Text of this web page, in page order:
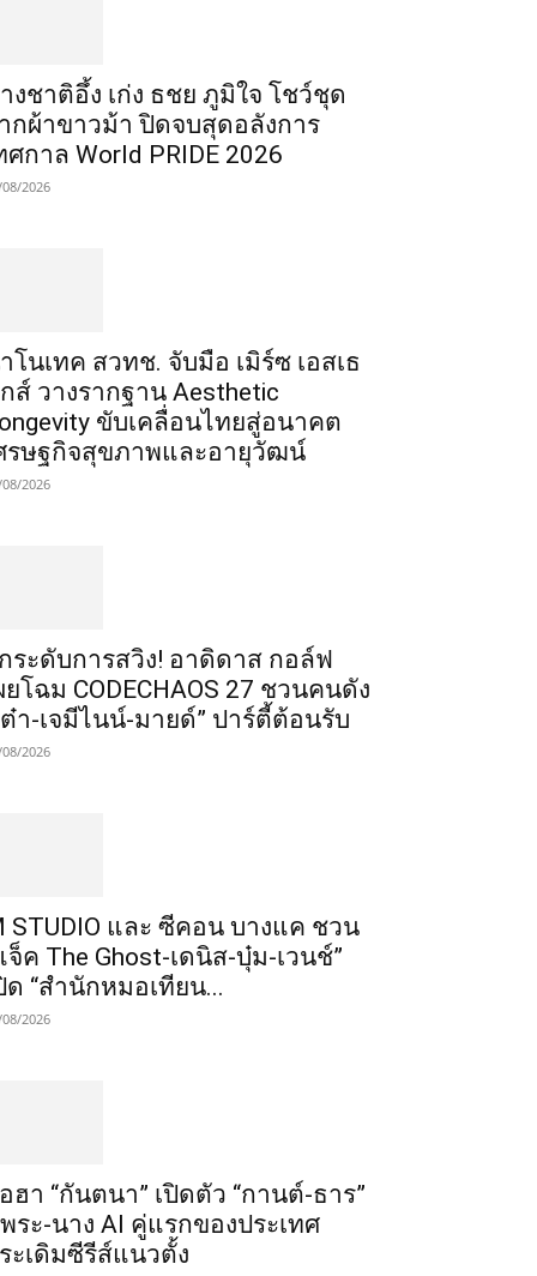
งชาติอึ้ง เก่ง ธชย ภูมิใจ โชว์ชุด
กผ้าขาวม้า ปิดจบสุดอลังการ
ศกาล World PRIDE 2026
2026
โนเทค สวทช. จับมือ เมิร์ซ เอสเธ
ส์ วางรากฐาน Aesthetic
ขับเคลื่อนไทยสู่อนาคต
รษฐกิจสุขภาพและอายุวัฒน์
2026
ระดับการสวิง! อาดิดาส กอล์ฟ
ยโฉม CODECHAOS 27 ชวนคนดัง
ต๋า-เจมีไนน์-มายด์” ปาร์ตี้ต้อนรับ
2026
STUDIO และ ซีคอน บางแค ชวน
จ็ค The Ghost-เดนิส-บุ๋ม-เวนช์”
ด “สำนักหมอเทียน...
2026
ฮา “กันตนา” เปิดตัว “กานต์-ธาร”
ระ-นาง AI คู่แรกของประเทศ
ะเดิมซีรีส์แนวตั้ง